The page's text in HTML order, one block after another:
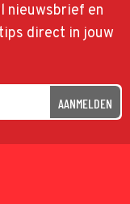
nieuwsbrief en
direct in jouw
AANMELDEN